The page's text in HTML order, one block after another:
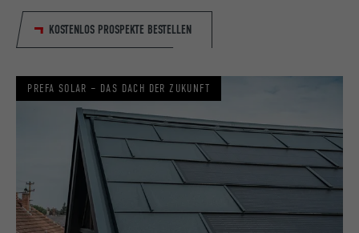
KOSTENLOS PROSPEKTE BESTELLEN
PREFA SOLAR – DAS DACH DER ZUKUNFT